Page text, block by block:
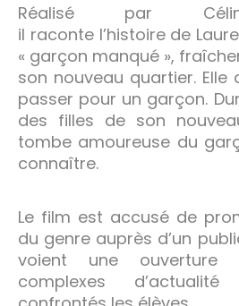
Réalisé par
il raconte l’histoire de
« garçon manqué »,
son nouveau quartier.
passer pour un garçon.
des filles de son
tombe amoureuse du
connaître.
Le film est accusé de
du genre auprès d’un
voient une ouverture
complexes